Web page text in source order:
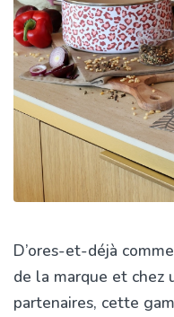
D’ores-et-déjà
de la marque et chez
partenaires, cette